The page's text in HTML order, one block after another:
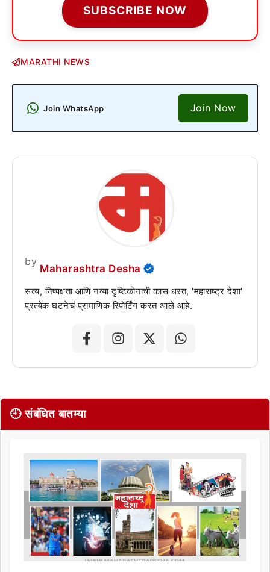
SUBSCRIBE NOW
MARATHI NEWS
Join WhatsApp Join Now
by
Maharashtra Desha
सत्य, निष्पक्षता आणि नव्या दृष्टिकोनाची कास धरत, 'महाराष्ट्र देशा'
प्रत्येक घटनेचं प्रामाणिक रिपोर्टिंग करत आले आहे.
🕘 संबंधित बातम्या